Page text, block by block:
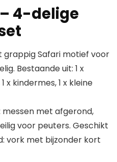
4-delige
grappig Safari motief voor
Bestaande uit: 1 x
x kindermes, 1 x kleine
met afgerond,
voor peuters. Geschikt
vork met bijzonder kort